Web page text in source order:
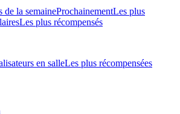
de la semaineProchainementLes plus
Les plus récompensés
en salleLes plus récompensées